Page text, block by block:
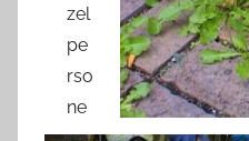
zel
pe
rso
ne